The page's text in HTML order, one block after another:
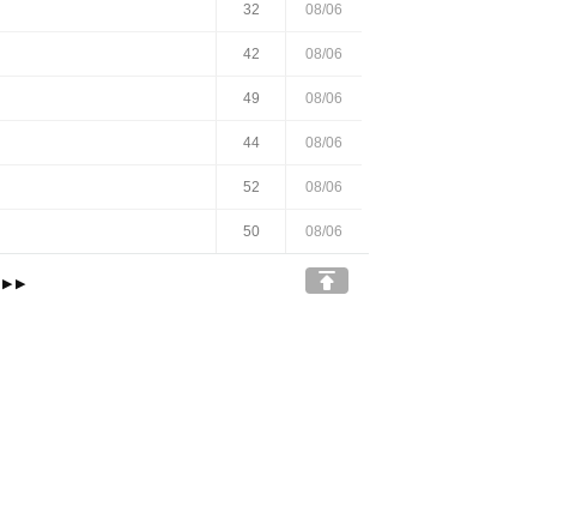
32 08/06
42 08/06
49 08/06
44 08/06
52 08/06
50 08/06
▶▶ 